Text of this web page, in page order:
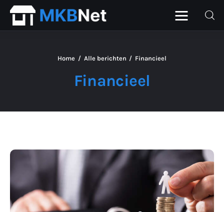
Financieel
Home Alle berichten Financieel
ICT
Personeel
Starter